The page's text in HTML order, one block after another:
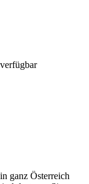
ganz Österreich